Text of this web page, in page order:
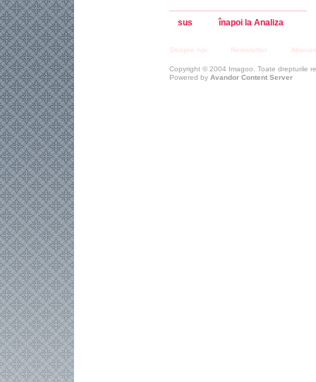
sus înapoi la Analiza
Despre noi Newsletter
Copyright © 2004 Imagoo. Toate drepturile
Powered by Avandor Content Server